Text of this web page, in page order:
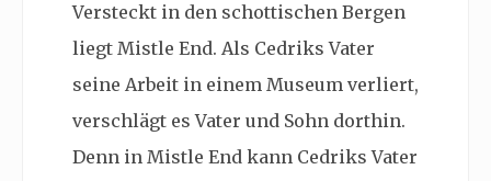
Versteckt in den schottischen Bergen
liegt Mistle End. Als Cedriks Vater
seine Arbeit in einem Museum verliert,
verschlägt es Vater und Sohn dorthin.
Denn in Mistle End kann Cedriks Vater